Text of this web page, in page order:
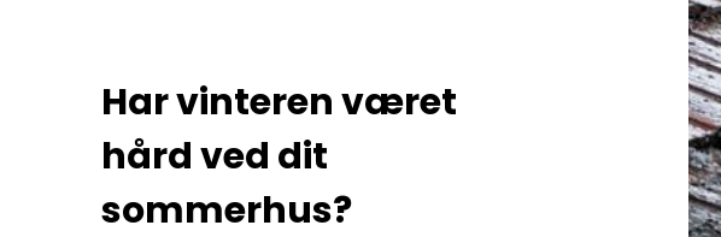
Har vinteren været
hård ved dit
sommerhus?